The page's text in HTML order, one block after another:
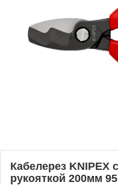
Кабелерез KNIPEX
рукояткой 200мм